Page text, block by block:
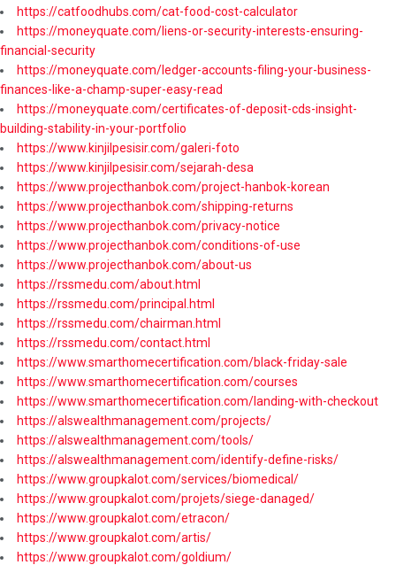
https://catfoodhubs.com/cat-food-cost-calculator
https://moneyquate.com/liens-or-security-interests-ensuring-
financial-security
https://moneyquate.com/ledger-accounts-filing-your-business-
finances-like-a-champ-super-easy-read
https://moneyquate.com/certificates-of-deposit-cds-insight-
building-stability-in-your-portfolio
https://www.kinjilpesisir.com/galeri-foto
https://www.kinjilpesisir.com/sejarah-desa
https://www.projecthanbok.com/project-hanbok-korean
https://www.projecthanbok.com/shipping-returns
https://www.projecthanbok.com/privacy-notice
https://www.projecthanbok.com/conditions-of-use
https://www.projecthanbok.com/about-us
https://rssmedu.com/about.html
https://rssmedu.com/principal.html
https://rssmedu.com/chairman.html
https://rssmedu.com/contact.html
https://www.smarthomecertification.com/black-friday-sale
https://www.smarthomecertification.com/courses
https://www.smarthomecertification.com/landing-with-checkout
https://alswealthmanagement.com/projects/
https://alswealthmanagement.com/tools/
https://alswealthmanagement.com/identify-define-risks/
https://www.groupkalot.com/services/biomedical/
https://www.groupkalot.com/projets/siege-danaged/
https://www.groupkalot.com/etracon/
https://www.groupkalot.com/artis/
https://www.groupkalot.com/goldium/